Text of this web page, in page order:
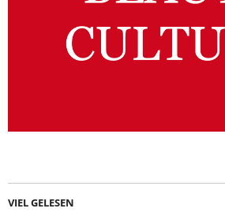
VIEL GELESEN